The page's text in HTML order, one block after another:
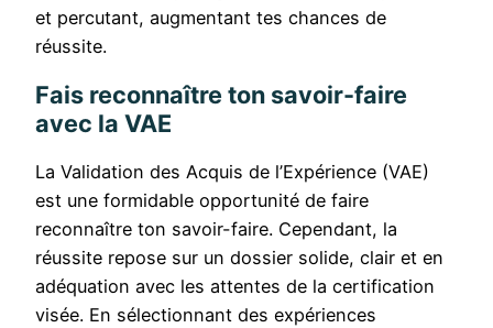
et percutant, augmentant tes chances de
réussite.
Fais reconnaître ton savoir-faire
avec la VAE
La Validation des Acquis de l’Expérience (VAE)
est une formidable opportunité de faire
reconnaître ton savoir-faire. Cependant, la
réussite repose sur un dossier solide, clair et en
adéquation avec les attentes de la certification
visée. En sélectionnant des expériences